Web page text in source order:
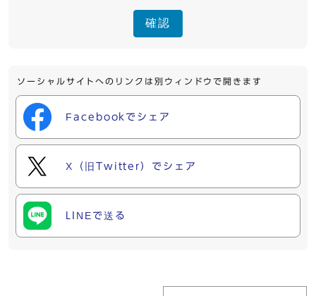
確認
ソーシャルサイトへのリンクは別ウィンドウで開きます
Facebookでシェア
X（旧Twitter）でシェア
LINEで送る